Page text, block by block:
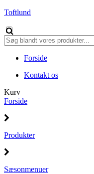
Toftlund
Forside
Kontakt os
Kurv
Forside
Produkter
Sæsonmenuer